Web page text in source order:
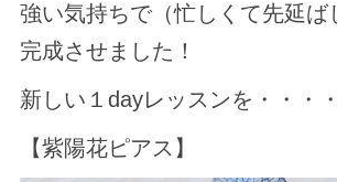
強い気持ちで（忙しくて先延ば
完成させました！
新しい１dayレッスンを・・・
【紫陽花ピアス】